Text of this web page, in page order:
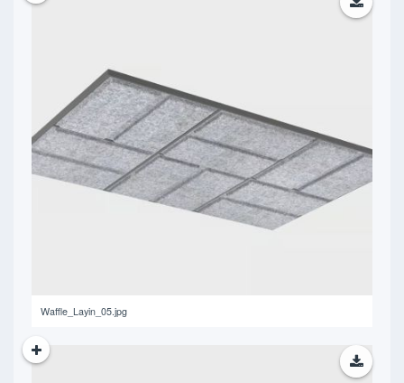
185.56 KB
Waffle_Layin_05.jpg